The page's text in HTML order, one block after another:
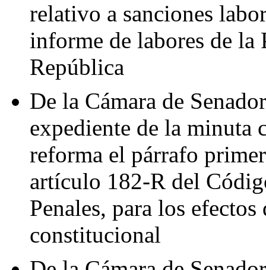
relativo a sanciones
informe de labores de la
República
De la Cámara de
expediente de la minuta
reforma el párrafo
artículo 182-R del
Penales, para los
constitucional